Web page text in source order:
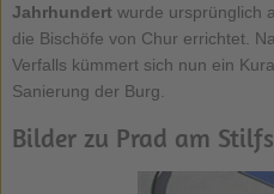
Jahrhundert wurde ursprünglich
die Bischöfe von Chur errichtet.
Verfalls kümmert sich nun ein
Sanierung der Burg.
Bilder zu Prad am